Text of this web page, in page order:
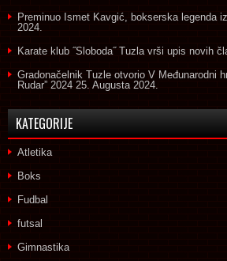
Preminuo Ismet Kavgić, bokserska legenda
2024.
Karate klub ˝Sloboda˝ Tuzla vrši upis novih
Gradonačelnik Tuzle otvorio V Međunarodni
Rudar” 2024 25. Augusta 2024.
KATEGORIJE
Atletika
Boks
Fudbal
futsal
Gimnastika